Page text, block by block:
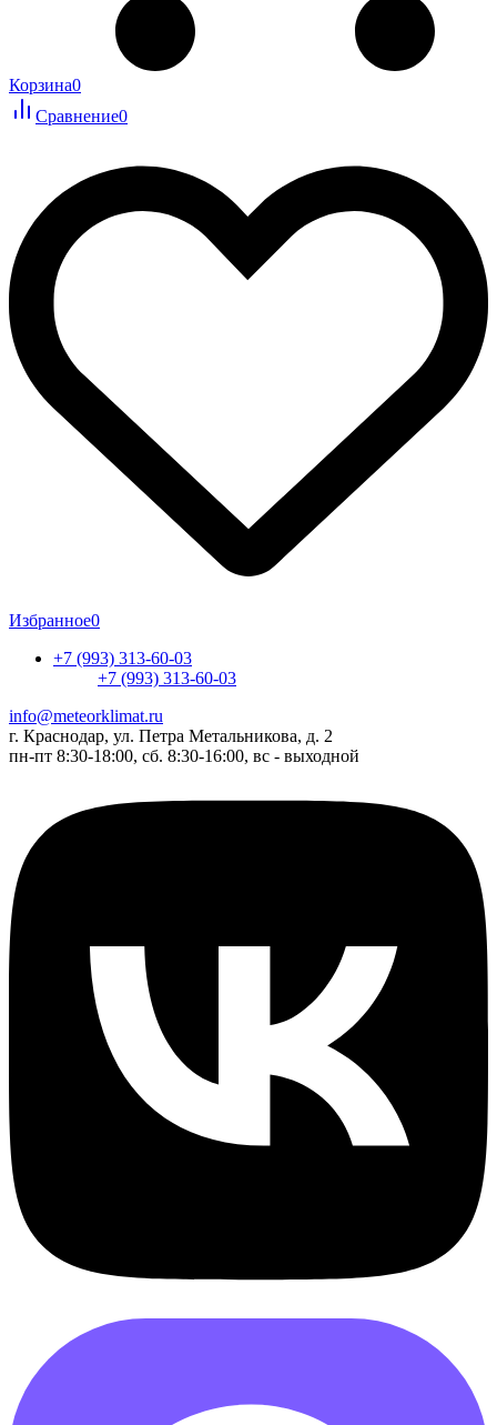
Корзина0
Сравнение0
Избранное0
+7 (993) 313-60-03
+7 (993) 313-60-03
info@meteorklimat.ru
г. Краснодар, ул. Петра Метальникова, д. 2
пн-пт 8:30-18:00, сб. 8:30-16:00, вс - выходной